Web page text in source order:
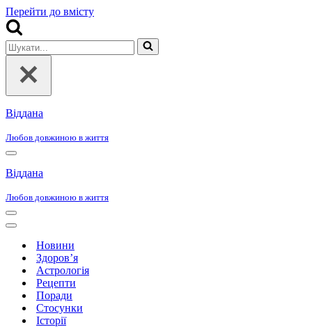
Перейти до вмісту
Шукати...
Віддана
Любов довжиною в життя
Меню
навігації
Віддана
Любов довжиною в життя
Меню
навігації
Меню
навігаціїНовини
Здоров’я
Астрологія
Рецепти
Поради
Стосунки
Історії